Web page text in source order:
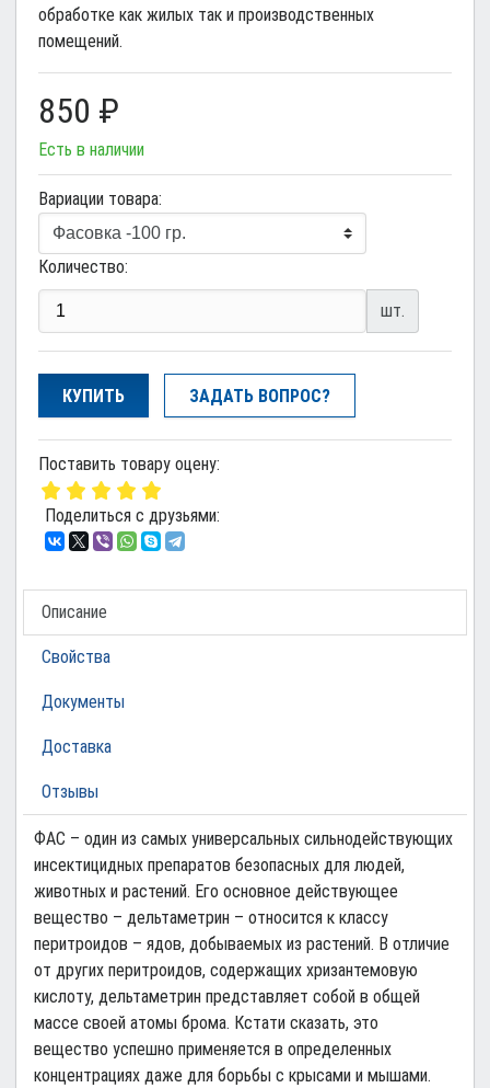
обработке как жилых так и производственных
помещений.
850 ₽
Есть в наличии
Вариации товара:
Количество:
шт.
КУПИТЬ ЗАДАТЬ ВОПРОС?
Поставить товару оцену:
Поделиться с друзьями:
Описание
Свойства
Документы
Доставка
Отзывы
ФАС – один из самых универсальных сильнодействующих
инсектицидных препаратов безопасных для людей,
животных и растений. Его основное действующее
вещество – дельтаметрин – относится к классу
перитроидов – ядов, добываемых из растений. В отличие
от других перитроидов, содержащих хризантемовую
кислоту, дельтаметрин представляет собой в общей
массе своей атомы брома. Кстати сказать, это
вещество успешно применяется в определенных
концентрациях даже для борьбы с крысами и мышами.